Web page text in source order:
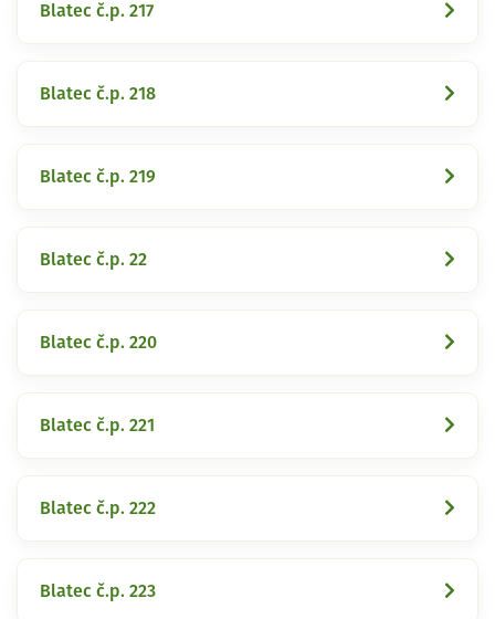
Blatec č.p. 217
Blatec č.p. 218
Blatec č.p. 219
Blatec č.p. 22
Blatec č.p. 220
Blatec č.p. 221
Blatec č.p. 222
Blatec č.p. 223